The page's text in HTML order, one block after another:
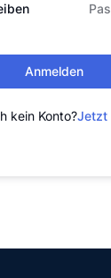
Anmelden
kein Konto?Jetzt